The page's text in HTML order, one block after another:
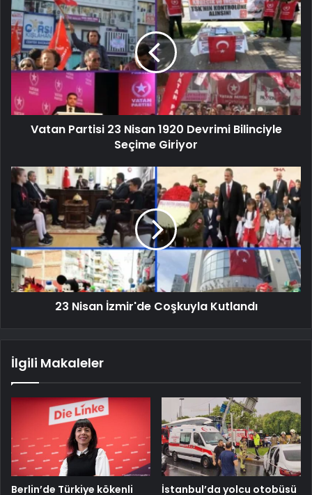
Vatan Partisi 23 Nisan 1920 Devrimi Bilinciyle
Seçime Giriyor
23 Nisan İzmir'de Coşkuyla Kutlandı
İlgili Makaleler
Berlin’de Türkiye kökenli İstanbul’da yolcu otobüsü